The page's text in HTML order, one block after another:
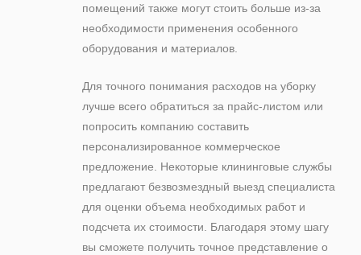
помещений также могут стоить больше из-за
необходимости применения особенного
оборудования и материалов.
Для точного понимания расходов на уборку
лучше всего обратиться за прайс-листом или
попросить компанию составить
персонализированное коммерческое
предложение. Некоторые клининговые службы
предлагают безвозмездный выезд специалиста
для оценки объема необходимых работ и
подсчета их стоимости. Благодаря этому шагу
вы сможете получить точное представление о